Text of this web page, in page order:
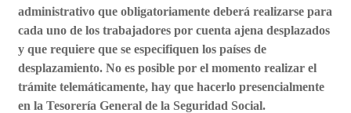
administrativo que obligatoriamente deberá realizarse para
cada uno de los trabajadores por cuenta ajena desplazados
y que requiere que se especifiquen los países de
desplazamiento. No es posible por el momento realizar el
trámite telemáticamente, hay que hacerlo presencialmente
en la Tesorería General de la Seguridad Social.